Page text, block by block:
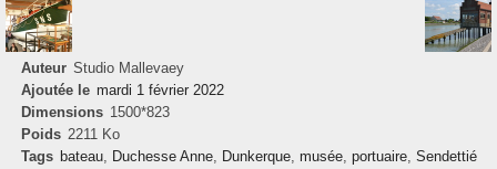
Auteur Studio Mallevaey
Ajoutée le mardi 1 février 2022
Dimensions 1500*823
Poids 2211 Ko
Tags bateau, Duchesse Anne, Dunkerque, musée, portuaire, Sendettié